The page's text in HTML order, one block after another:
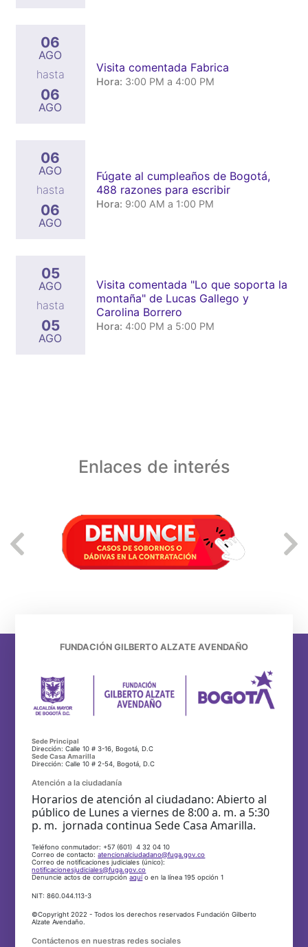
06
AGO
hasta
06
AGO
Visita comentada Fabrica
Hora: 3:00 PM a 4:00 PM
06
AGO
hasta
06
AGO
Fúgate al cumpleaños de Bogotá,
488 razones para escribir
Hora: 9:00 AM a 1:00 PM
05
AGO
hasta
05
AGO
Visita comentada "Lo que soporta la
montaña" de Lucas Gallego y
Carolina Borrero
Hora: 4:00 PM a 5:00 PM
Enlaces de interés
FUNDACIÓN GILBERTO ALZATE AVENDAÑO
Sede Principal
Dirección: Calle 10 # 3-16, Bogotá, D.C
Sede Casa Amarilla
Dirección: Calle 10 # 2-54, Bogotá, D.C
Atención a la ciudadanía
Horarios de atención al ciudadano: Abierto al
público de Lunes a viernes de 8:00 a. m. a 5:30
p. m. jornada continua Sede Casa Amarilla.
Teléfono conmutador: +57 (601) 4 32 04 10
Correo de contacto:atencionalciudadano@fuga.gov.co
Correo de notificaciones judiciales (único):
notificacionesjudiciales@fuga.gov.co
Denuncie actos de corrupciónaquío en la línea 195 opción 1
NIT: 860.044.113-3
©Copyright 2022 - Todos los derechos reservados Fundación Gilberto
Alzate Avendaño.
Contáctenos en nuestras redes sociales